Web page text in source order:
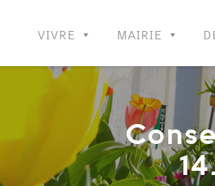
VIVRE MAIRIE